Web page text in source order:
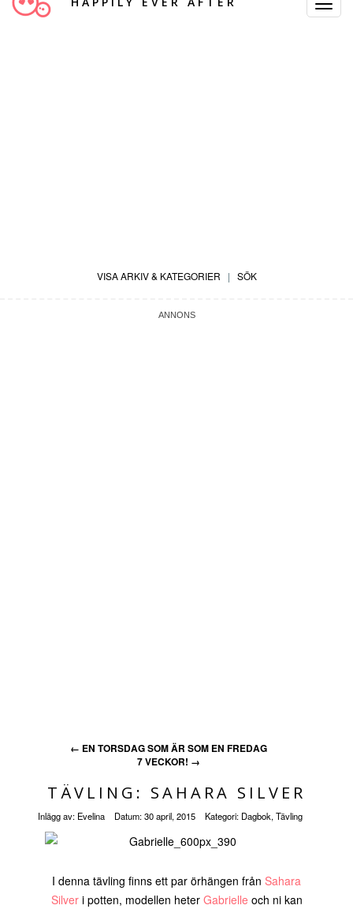
Toggle
VISA ARKIV & KATEGORIER | SÖK
← EN TORSDAG SOM ÄR SOM EN FREDAG
7 VECKOR! →
TÄVLING: SAHARA SILVER
Inlägg av: Evelina Datum:30 april, 2015 Kategori: Dagbok, Tävling
I denna tävling finns ett par örhängen från Sahara
Silver i potten, modellen heter Gabrielle och ni kan